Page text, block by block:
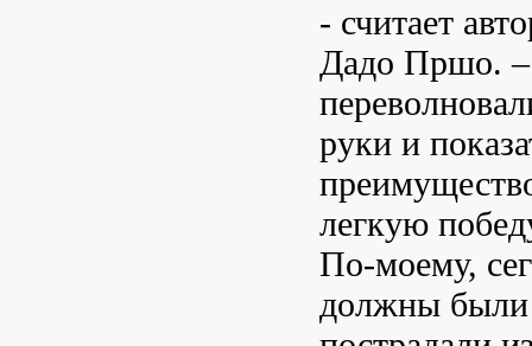
- считает
Дадо Пршо. –
руки и
легкую
По-моему,
должны